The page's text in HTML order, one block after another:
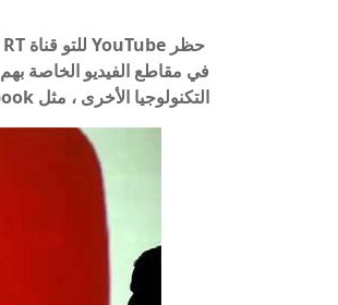
التكنولوجيا الأخرى ، مثل Facebook و Twitter ، بعد غزو أوكرانيا.